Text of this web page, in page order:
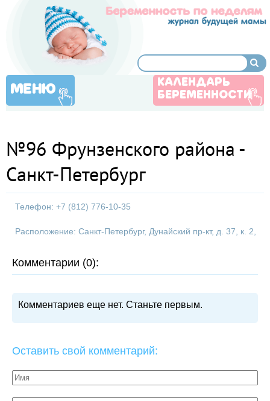
МЕНЮ
КАЛЕНДАРЬ
БЕРЕМЕННОСТИ
№96 Фрунзенского района -
Санкт-Петербург
Телефон: +7 (812) 776-10-35
Расположение: Санкт-Петербург, Дунайский пр-кт, д. 37, к. 2,
Комментарии (0):
Комментариев еще нет. Станьте первым.
Оставить свой комментарий: